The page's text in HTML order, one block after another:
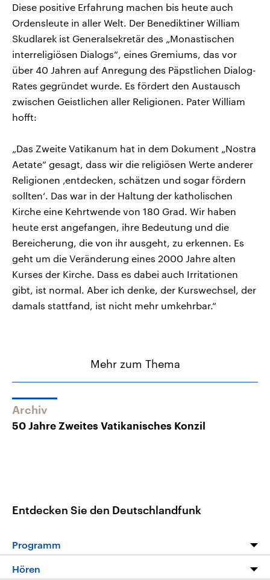
Diese positive Erfahrung machen bis heute auch
Ordensleute in aller Welt. Der Benediktiner William
Skudlarek ist Generalsekretär des „Monastischen
interreligiösen Dialogs“, eines Gremiums, das vor
über 40 Jahren auf Anregung des Päpstlichen Dialog-
Rates gegründet wurde. Es fördert den Austausch
zwischen Geistlichen aller Religionen. Pater William
hofft:
„Das Zweite Vatikanum hat in dem Dokument „Nostra
Aetate“ gesagt, dass wir die religiösen Werte anderer
Religionen ‚entdecken, schätzen und sogar fördern
sollten‘. Das war in der Haltung der katholischen
Kirche eine Kehrtwende von 180 Grad. Wir haben
heute erst angefangen, ihre Bedeutung und die
Bereicherung, die von ihr ausgeht, zu erkennen. Es
geht um die Veränderung eines 2000 Jahre alten
Kurses der Kirche. Dass es dabei auch Irritationen
gibt, ist normal. Aber ich denke, der Kurswechsel, der
damals stattfand, ist nicht mehr umkehrbar.“
Mehr zum Thema
Archiv
50 Jahre Zweites Vatikanisches Konzil
Entdecken Sie den Deutschlandfunk
Programm
Programm
Hören